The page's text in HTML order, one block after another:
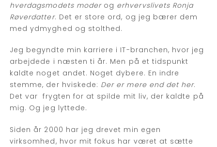
hverdagsmodets moderog erhvervslivets Ronja
Røverdatter. Det er store ord, og jeg bærer dem
med ydmyghed og stolthed.
Jeg begyndte min karriere i IT-branchen, hvor jeg
arbejdede i næsten ti år. Men på et tidspunkt
kaldte noget andet. Noget dybere. En indre
stemme, der hviskede: Der er mere end det her.
Det var frygten for at spilde mit liv, der kaldte på
mig. Og jeg lyttede.
Siden år 2000 har jeg drevet min egen
virksomhed, hvor mit fokus har været at sætte